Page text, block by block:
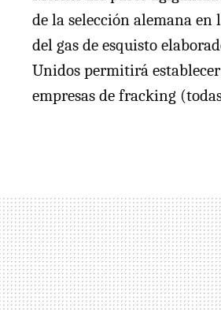
de la selección alemana
del gas de esquisto
Unidos permitirá
empresas de fracking